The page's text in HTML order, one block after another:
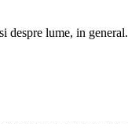
despre lume, in general.